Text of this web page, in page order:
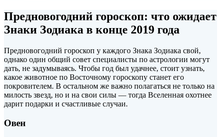
Предновогодний гороскоп: что ожидает
Знаки Зодиака в конце 2019 года
Предновогодний гороскоп у каждого Знака Зодиака свой,
однако один общий совет специалисты по астрологии могут
дать, не задумываясь. Чтобы год был удачнее, стоит узнать,
какое животное по Восточному гороскопу станет его
покровителем. В остальном же важно полагаться не только на
милость звезд, но и на свои силы — тогда Вселенная охотнее
дарит подарки и счастливые случаи.
Овен